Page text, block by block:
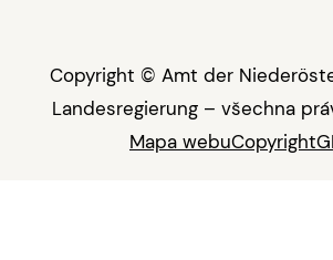
Copyright © Amt der
Landesregierung – všechna
Mapa webuCopyright